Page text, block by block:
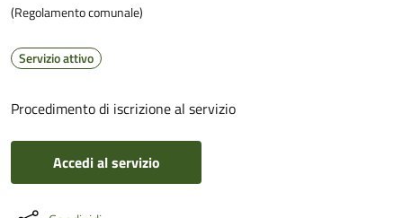
(Regolamento comunale)
Servizio attivo
Procedimento di iscrizione al servizio
Accedi al servizio